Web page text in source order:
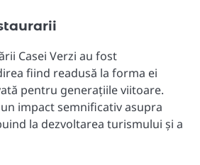
Casei Verzi au fost
fiind readusă la forma ei
pentru generațiile viitoare.
impact semnificativ asupra
la dezvoltarea turismului și a